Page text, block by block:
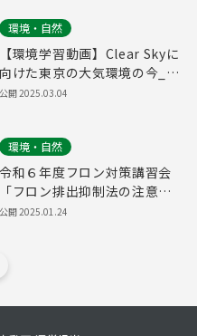
環境・自然
【環境学習動画】Clear Skyに
向けた東京の大気環境の今_①
大気環境を知ろう！
公開2025.03.04
環境・自然
令和６年度フロン対策講習会
「フロン排出抑制法の注意事
項」
公開2025.01.24